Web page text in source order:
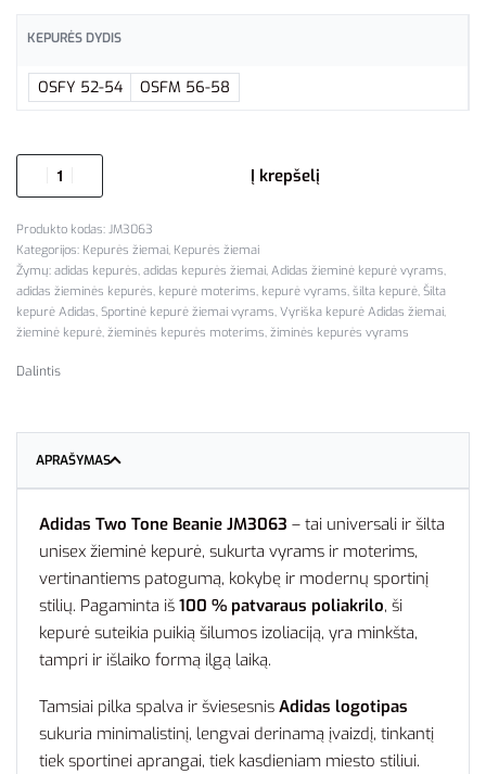
KEPURĖS DYDIS
OSFY 52-54 OSFM 56-58
Į krepšelį
JM3063
Kategorijos: Kepurės žiemai, Kepurės žiemai
Žymų: adidas kepurės, adidas kepurės žiemai, Adidas žieminė kepurė vyrams,
adidas žieminės kepurės, kepurė moterims, kepurė vyrams, šilta kepurė, Šilta
kepurė Adidas, Sportinė kepurė žiemai vyrams, Vyriška kepurė Adidas žiemai,
žieminė kepurė, žieminės kepurės moterims, žiminės kepurės vyrams
Dalintis
APRAŠYMAS
Adidas Two Tone Beanie JM3063 – tai universali ir šilta
unisex žieminė kepurė, sukurta vyrams ir moterims,
vertinantiems patogumą, kokybę ir modernų sportinį
stilių. Pagaminta iš 100 % patvaraus poliakrilo, ši
kepurė suteikia puikią šilumos izoliaciją, yra minkšta,
tampri ir išlaiko formą ilgą laiką.
Tamsiai pilka spalva ir šviesesnis Adidas logotipas
sukuria minimalistinį, lengvai derinamą įvaizdį, tinkantį
tiek sportinei aprangai, tiek kasdieniam miesto stiliui.